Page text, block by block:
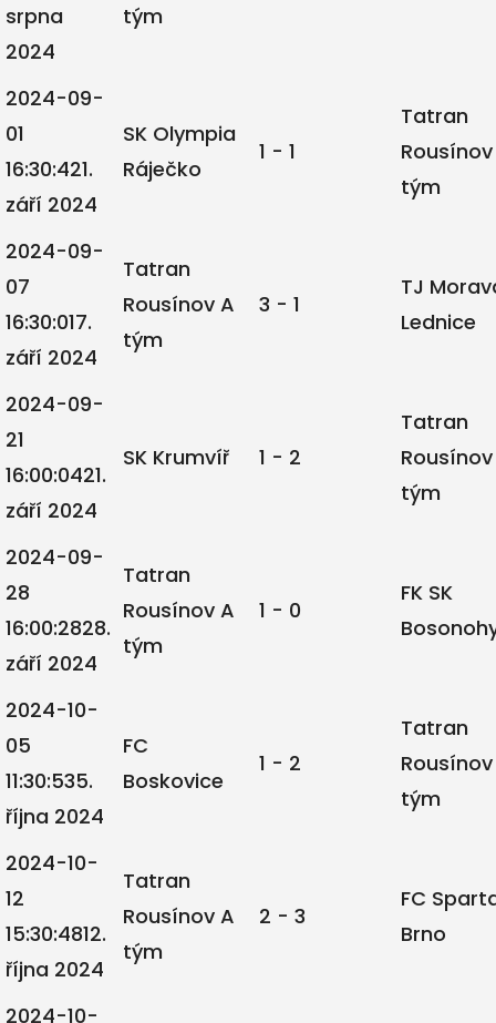
srpna
2024
tým
2024-09-
01
16:30:421.
září 2024
SK Olympia
Ráječko
1 - 1
Tatran
tým
2024-09-
07
16:30:017.
září 2024
Tatran
Rousínov A
tým
3 - 1
TJ
Lednice
2024-09-
21
16:00:0421.
září 2024
SK Krumvíř 1 - 2
Tatran
tým
2024-09-
28
16:00:2828.
září 2024
Tatran
Rousínov A
tým
1 - 0
FK SK
2024-10-
05
11:30:535.
října 2024
FC
Boskovice
1 - 2
Tatran
tým
2024-10-
12
15:30:4812.
října 2024
Tatran
Rousínov A
tým
2 - 3
FC
Brno
2024-10-